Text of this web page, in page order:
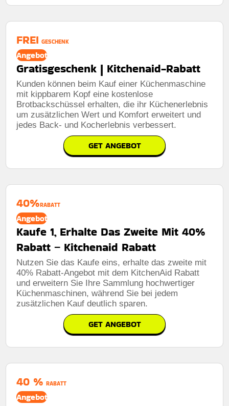
FREI GESCHENK
Angebot
Gratisgeschenk | Kitchenaid-Rabatt
Kunden können beim Kauf einer Küchenmaschine
mit kippbarem Kopf eine kostenlose
Brotbackschüssel erhalten, die ihr Küchenerlebnis
um zusätzlichen Wert und Komfort erweitert und
jedes Back- und Kocherlebnis verbessert.
GET ANGEBOT
40%RABATT
Angebot
Kaufe 1, Erhalte Das Zweite Mit 40%
Rabatt – Kitchenaid Rabatt
Nutzen Sie das Kaufe eins, erhalte das zweite mit
40% Rabatt-Angebot mit dem KitchenAid Rabatt
und erweitern Sie Ihre Sammlung hochwertiger
Küchenmaschinen, während Sie bei jedem
zusätzlichen Kauf deutlich sparen.
GET ANGEBOT
40 % RABATT
Angebot